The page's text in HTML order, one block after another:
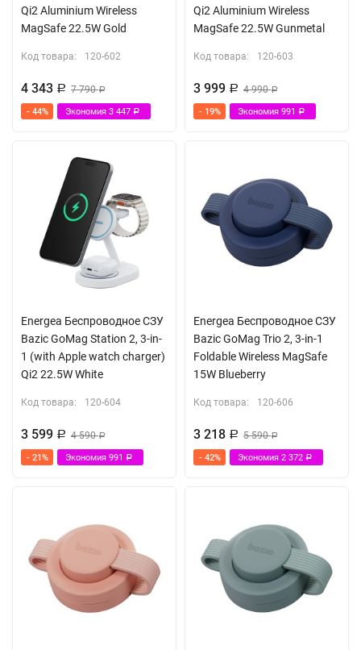
Qi2 Aluminium Wireless
MagSafe 22.5W Gold
Код товара: 120-602
4 343 Р 7 790Р
- 44% Экономия 3 447 Р
Qi2 Aluminium Wireless
MagSafe 22.5W Gunmetal
Код товара: 120-603
3 999 Р 4 990Р
- 19% Экономия 991 Р
Energea Беспроводное СЗУ
Bazic GoMag Station 2, 3-in-
1 (with Apple watch charger)
Qi2 22.5W White
Код товара: 120-604
3 599 Р 4 590Р
- 21% Экономия 991 Р
Energea Беспроводное СЗУ
Bazic GoMag Trio 2, 3-in-1
Foldable Wireless MagSafe
15W Blueberry
Код товара: 120-606
3 218 Р 5 590Р
- 42% Экономия 2 372 Р